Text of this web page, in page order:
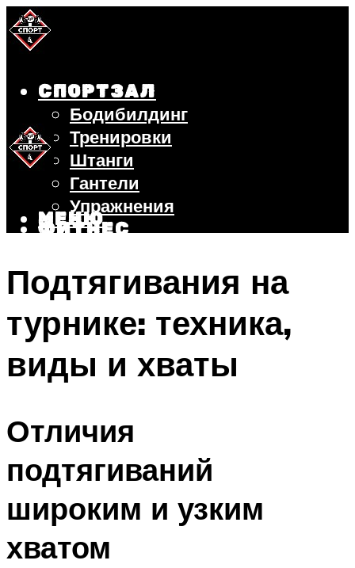
СПОРТЗАЛ
Бодибилдинг
Тренировки
Штанги
Гантели
Упражнения
ФИТНЕС
ВЕЛОСИПЕД
ПОХУДЕНИЕ
МЕНЮ
МЕНЮ
Подтягивания на
турнике: техника,
виды и хваты
Отличия
подтягиваний
широким и узким
хватом